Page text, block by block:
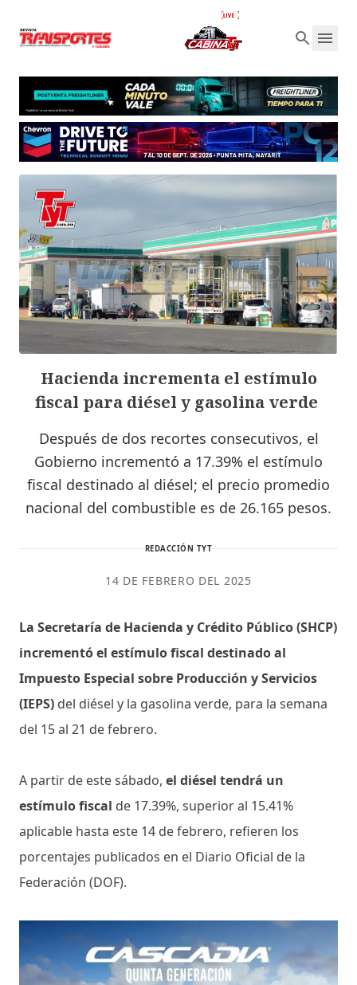
Hacienda incrementa el estímulo
fiscal para diésel y gasolina verde
Después de dos recortes consecutivos, el
Gobierno incrementó a 17.39% el estímulo
fiscal destinado al diésel; el precio promedio
nacional del combustible es de 26.165 pesos.
REDACCIÓN TYT
14 DE FEBRERO DEL 2025
La Secretaría de Hacienda y Crédito Público (SHCP)
incrementó el estímulo fiscal destinado al
Impuesto Especial sobre Producción y Servicios
(IEPS) del diésel y la gasolina verde, para la semana
del 15 al 21 de febrero.
A partir de este sábado, el diésel tendrá un
estímulo fiscal de 17.39%, superior al 15.41%
aplicable hasta este 14 de febrero, refieren los
porcentajes publicados en el Diario Oficial de la
Federación (DOF).